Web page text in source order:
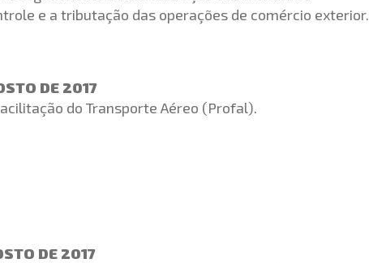
e a tributação das operações de comércio exterior.
DE 2017
do Transporte Aéreo (Profal).
DE 2017